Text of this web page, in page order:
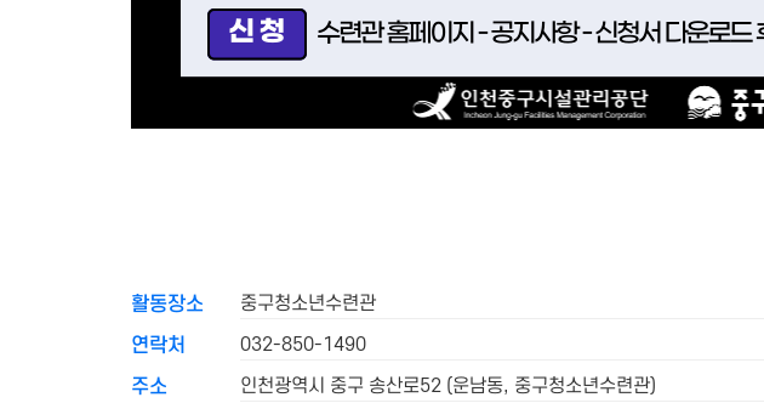
활동장소
중구청소년수련관
연락처
032-850-1490
주소
인천광역시 중구 송산로52 (운남동, 중구청소년수련관)